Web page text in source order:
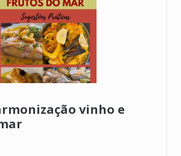
vinho e